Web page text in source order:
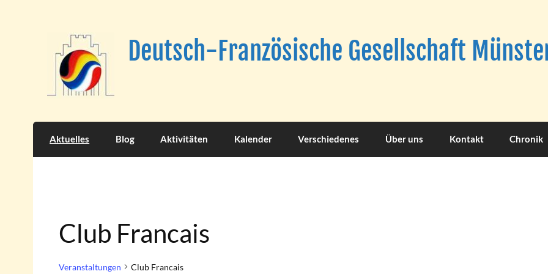
Deutsch-Französische Gesellschaft
Aktuelles Blog Aktivitäten Kalender Verschiedenes Über uns Kontakt Chronik
Club Francais
Veranstaltungen Club Francais